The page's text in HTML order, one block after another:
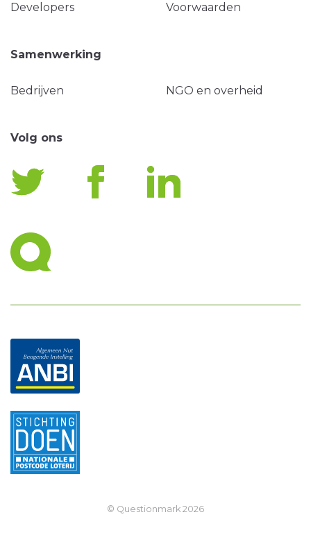
Developers Voorwaarden
Samenwerking
Bedrijven NGO en overheid
Volg ons
© Questionmark 2026